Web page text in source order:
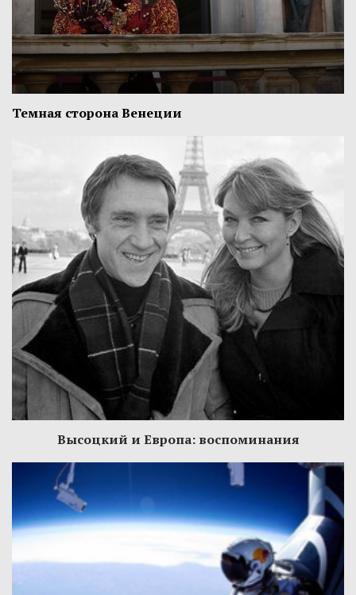
Темная сторона Венеции
Высоцкий и Европа: воспоминания